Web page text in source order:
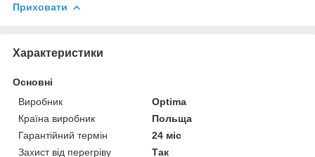
Приховати
Характеристики
Основні
Виробник
Optima
Країна виробник
Польща
Гарантійний термін
24 міс
Захист від перегріву
Так